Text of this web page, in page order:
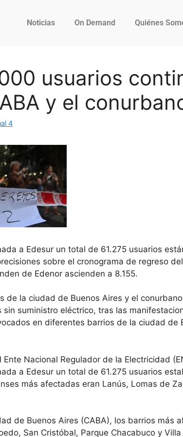
Noticias On Demand Quiénes
usuarios
y el
4
a Edesur un total de 61.275 usuarios
sobre el cronograma de regreso
de Edenor ascienden a 8.155.
de la ciudad de Buenos Aires y el
suministro eléctrico, tras las
en diferentes barrios de la ciudad de
Nacional Regulador de la Electricidad
a Edesur un total de 61.275 usuarios
más afectadas eran Lanús, Lomas de
de Buenos Aires (CABA), los barrios más
San Cristóbal, Parque Chacabuco y